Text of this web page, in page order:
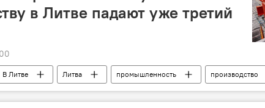
в Литве падают уже третий
В Литве Литва промышленность
производство